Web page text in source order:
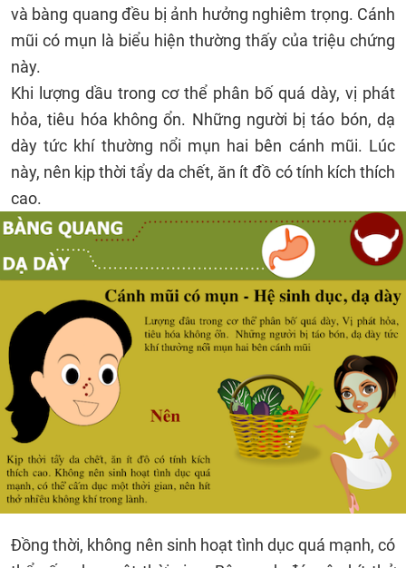
và bàng quang đều bị ảnh hưởng nghiêm trọng. Cánh
mũi có mụn là biểu hiện thường thấy của triệu chứng
này.
Khi lượng dầu trong cơ thể phân bố quá dày, vị phát
hỏa, tiêu hóa không ổn. Những người bị táo bón, dạ
dày tức khí thường nổi mụn hai bên cánh mũi. Lúc
này, nên kịp thời tẩy da chết, ăn ít đồ có tính kích thích
cao.
Đồng thời, không nên sinh hoạt tình dục quá mạnh, có